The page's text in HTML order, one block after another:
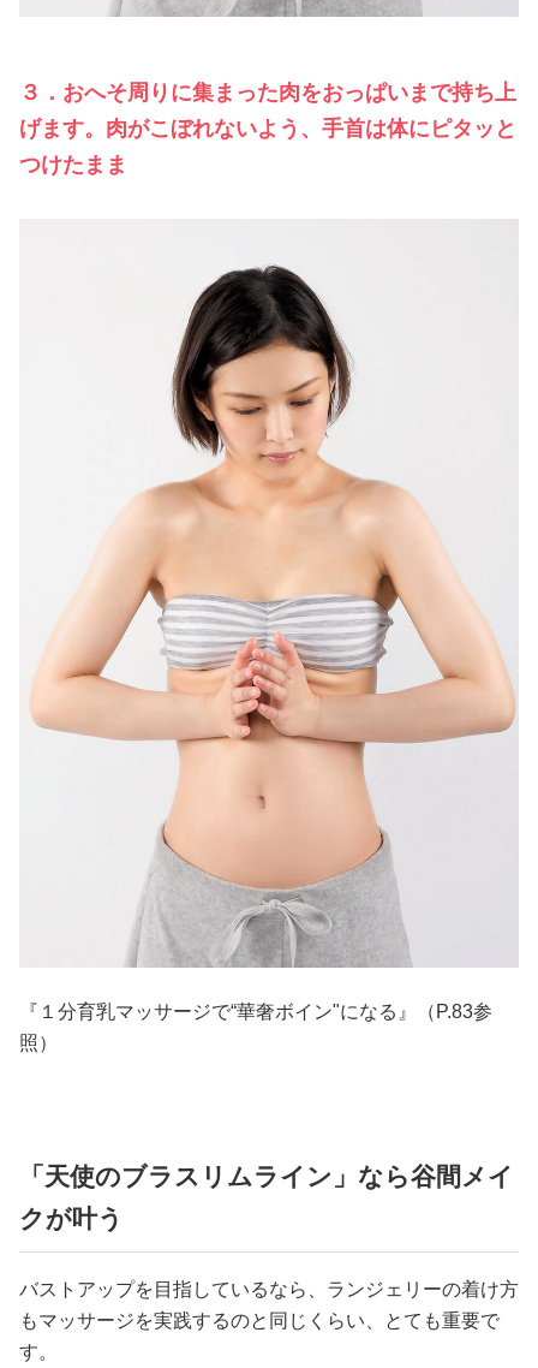
３．おへそ周りに集まった肉をおっぱいまで持ち上
げます。肉がこぼれないよう、手首は体にピタッと
つけたまま
『１分育乳マッサージで“華奢ボイン"になる』（P.83参
照）
「天使のブラスリムライン」なら谷間メイ
クが叶う
バストアップを目指しているなら、ランジェリーの着け方
もマッサージを実践するのと同じくらい、とても重要で
す。